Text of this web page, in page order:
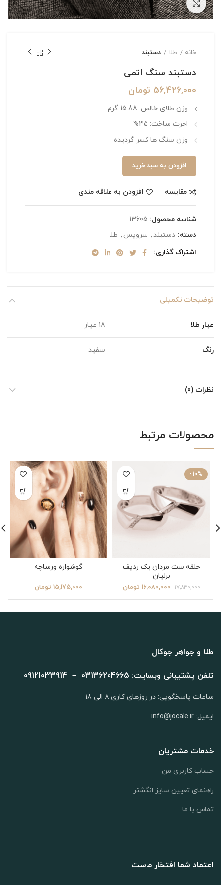
بزرگنمایی تصویر
خانه طلا دستبند
دستبند سنگ اتمی
56,426,000 تومان
وزن طلای خالص: 15.88 گرم
اجرت ساخت: 35%
وزن سنگ ها کسر گردیده
افزودن به سبد خرید
مقایسه افزودن به علاقه مندی
شناسه محصول: 13605
دسته: دستبند, سرویس , طلا
اشتراک گذاری
توضیحات تکمیلی
عیار طلا 18 عیار
رنگ سفید
نظرات (0)
محصولات مرتبط
-10%
حلقه ست مردان یک ردیف
برلیان
17,840,000
16,080,000 تومان
گوشواره ورساچه
15,175,000 تومان
طلا و جواهر جوکال
تلفن پشتیبانی وبسایت: 03136204665 – 09121033914
ساعات پاسخگویی: در روزهای کاری ۸ الی ۱۸
ایمیل: info@jocale.ir
خدمات مشتریان
حساب کاربری من
راهنمای تعیین سایز انگشتر
تماس با ما
اعتماد شما افتخار ماست